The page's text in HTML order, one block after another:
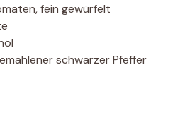
fein gewürfelt
schwarzer Pfeffer